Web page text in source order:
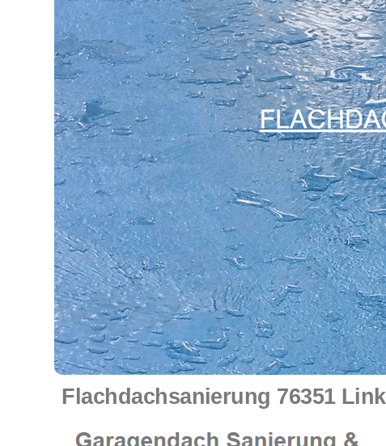
Flachdachsanierung 76351